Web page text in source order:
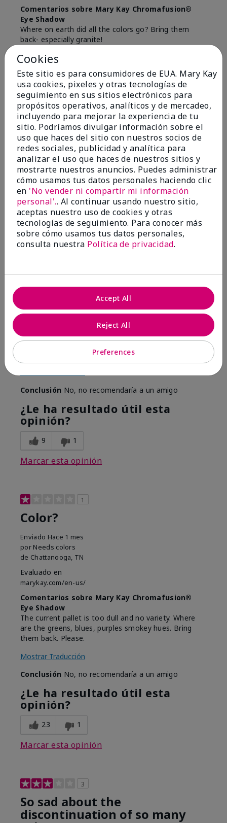
Comentarios sobre Mary Kay Chromafusion®
Eye Shadow
Where on earth did all the colors go? Bring them
back- especially granite!
Mostrar Traducción
ConclusiónNo, no recomendaría a un amigo
¿Le ha resultado útil esta
opinión?
7 2
Marcar esta opinión
2
Discontinued colors
EnviadoHace 14 días
por Sandy
deHarrisburg, Pa
Where are some of the discontinued colors? Granite
for one was what I used all the time. Some if the
purple hues I used all the time and now they are
gone. Seems as though the colors used by us
"senior" ladies have gone by the wayside. Very
Conclusión No, no recomendaría a un amigo
¿Le ha resultado útil esta
opinión?
9 1
Marcar esta opinión
1
Color?
Enviado Hace 1 mes
por Needs colors
de Chattanooga, TN
Evaluado en
marykay.com/en-us/
Comentarios sobre Mary Kay Chromafusion®
Eye Shadow
The current pallet is too dull and no variety. Where
are the greens, blues, purples smokey hues. Bring
them back. Please.
Mostrar Traducción
Conclusión No, no recomendaría a un amigo
¿Le ha resultado útil esta
opinión?
23 1
Marcar esta opinión
3
So sad about the
discontinuation of so many
Cookies
Este sitio es para consumidores de EUA. Mary Kay
usa cookies, pixeles y otras tecnologías de
seguimiento en sus sitios electrónicos para
propósitos operativos, analíticos y de mercadeo,
incluyendo para mejorar la experiencia de tu
sitio. Podríamos divulgar información sobre el
uso que haces del sitio con nuestros socios de
redes sociales, publicidad y analítica para
analizar el uso que haces de nuestros sitios y
mostrarte nuestros anuncios. Puedes administrar
cómo usamos tus datos personales haciendo clic
en 'No vender ni compartir mi información
personal'.. Al continuar usando nuestro sitio,
aceptas nuestro uso de cookies y otras
tecnologías de seguimiento. Para conocer más
sobre cómo usamos tus datos personales,
consulta nuestra Política de privacidad.
Preferences
Reject All
Accept All